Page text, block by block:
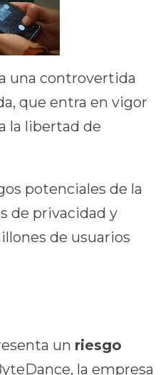
una controvertida
que entra en vigor
la libertad de
potenciales de la
de privacidad y
de usuarios
un riesgo
la empresa